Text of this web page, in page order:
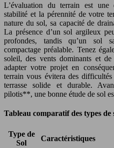
L’évaluation du terrain est
stabilité et la pérennité de votre
nature du sol, sa capacité de
La présence d’un sol argileux
profondes, tandis qu’un sol
compactage préalable. Tenez
soleil, des vents dominants et
adapter votre projet en
terrain vous évitera des
terrasse solide et durable.
pilotis**, une bonne étude de sol
Tableau comparatif des types de
Type de
Sol
Caractéristiques